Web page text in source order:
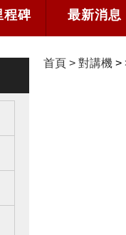
程碑 最新消息
首頁 > 對講機 >